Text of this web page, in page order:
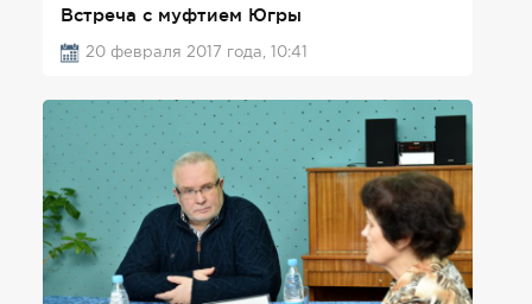
Встреча с муфтием Югры
20 февраля 2017 года, 10:41